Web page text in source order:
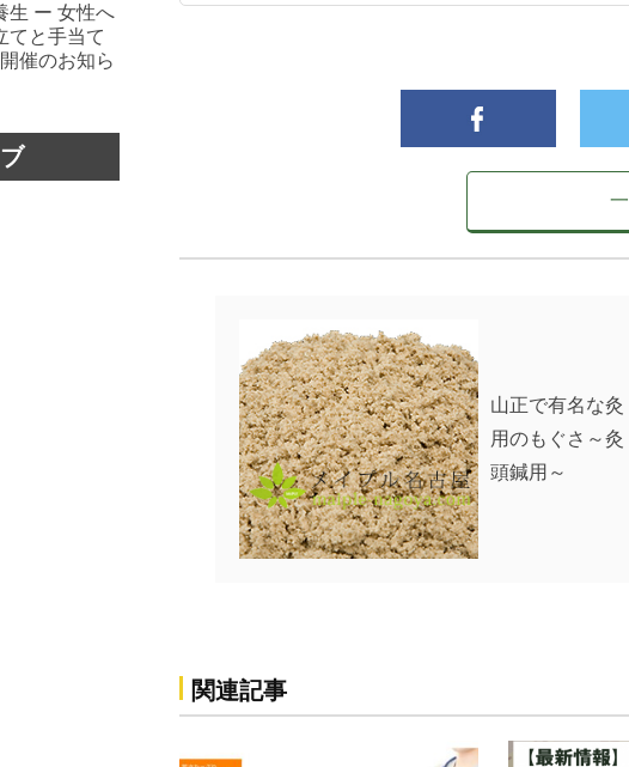
山正で有名な灸
用のもぐさ～灸
頭鍼用～
関連記事
生 ー 女性へ
てと手当て
催のお知ら